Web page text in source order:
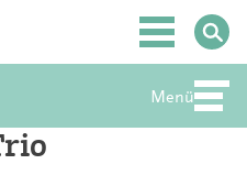
Hauptmenü
Menü